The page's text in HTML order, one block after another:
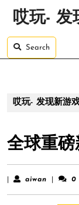
哎玩- 发
Search
哎玩- 发现新游
全球重磅
aiwan aiwan 0